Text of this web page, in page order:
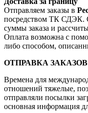
Отправляем заказы в
посредством ТК СДЭК.
суммы заказа и
Оплата возможна с
либо способом,
ОТПРАВКА
Времена для
отношений тяжелые,
отправляли посылки
основная информация